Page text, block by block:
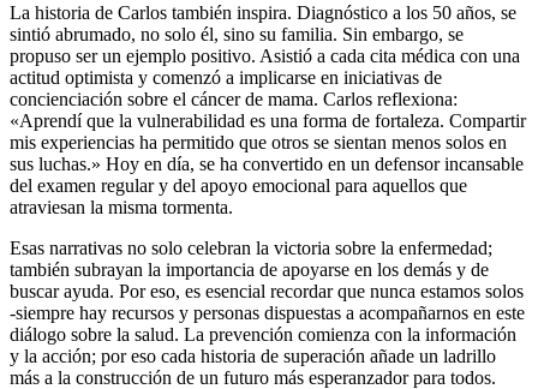
La historia de Carlos también inspira. Diagnóstico a los 50 años, se
sintió abrumado, no solo él, sino su familia. Sin embargo, se
propuso ser un ejemplo positivo. Asistió a cada cita médica con una
actitud optimista y comenzó a implicarse en iniciativas de
concienciación sobre el cáncer de mama. Carlos reflexiona:
«Aprendí que la vulnerabilidad es una forma de fortaleza. Compartir
mis experiencias ha permitido que otros se sientan menos solos en
sus luchas.» Hoy en día, se ha convertido en un defensor incansable
del examen regular y del apoyo emocional para aquellos que
atraviesan la misma tormenta.
Esas narrativas no solo celebran la victoria sobre la enfermedad;
también subrayan la importancia de apoyarse en los demás y de
buscar ayuda. Por eso, es esencial recordar que nunca estamos solos
-siempre hay recursos y personas dispuestas a acompañarnos en este
diálogo sobre la salud. La prevención comienza con la información
y la acción; por eso cada historia de superación añade un ladrillo
más a la construcción de un futuro más esperanzador para todos.